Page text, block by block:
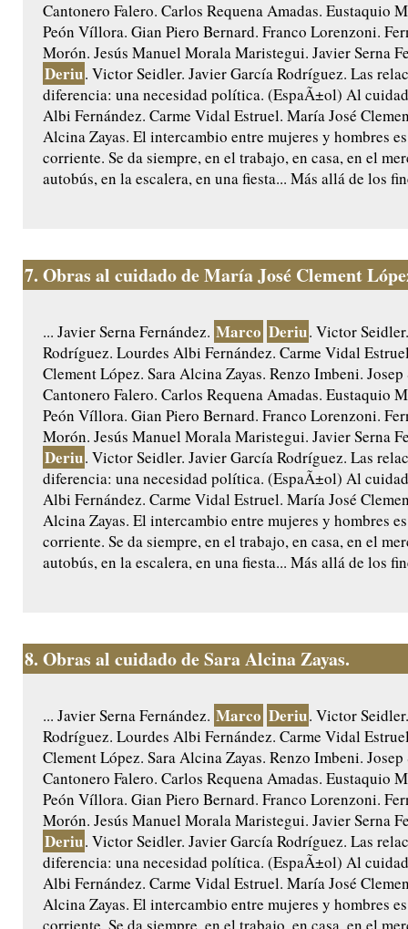
Cantonero Falero. Carlos Requena Amadas. Eustaquio
Peón Víllora. Gian Piero Bernard. Franco Lorenzoni.
Morón. Jesús Manuel Morala Maristegui. Javier Serna
Deriu. Victor Seidler. Javier García Rodríguez. Las
diferencia: una necesidad política. (EspaÃ±ol) Al
Albi Fernández. Carme Vidal Estruel. María José
Alcina Zayas. El intercambio entre mujeres y hombres
corriente. Se da siempre, en el trabajo, en casa, en el
autobús, en la escalera, en una fiesta... Más allá de los
7. Obras al cuidado de María José Clement
... Javier Serna Fernández. Marco Deriu. Victor
Rodríguez. Lourdes Albi Fernández. Carme Vidal
Clement López. Sara Alcina Zayas. Renzo Imbeni. Josep
Cantonero Falero. Carlos Requena Amadas. Eustaquio
Peón Víllora. Gian Piero Bernard. Franco Lorenzoni.
Morón. Jesús Manuel Morala Maristegui. Javier Serna
Deriu. Victor Seidler. Javier García Rodríguez. Las
diferencia: una necesidad política. (EspaÃ±ol) Al
Albi Fernández. Carme Vidal Estruel. María José
Alcina Zayas. El intercambio entre mujeres y hombres
corriente. Se da siempre, en el trabajo, en casa, en el
autobús, en la escalera, en una fiesta... Más allá de los
8. Obras al cuidado de Sara Alcina Zayas.
... Javier Serna Fernández. Marco Deriu. Victor
Rodríguez. Lourdes Albi Fernández. Carme Vidal
Clement López. Sara Alcina Zayas. Renzo Imbeni. Josep
Cantonero Falero. Carlos Requena Amadas. Eustaquio
Peón Víllora. Gian Piero Bernard. Franco Lorenzoni.
Morón. Jesús Manuel Morala Maristegui. Javier Serna
Deriu. Victor Seidler. Javier García Rodríguez. Las
diferencia: una necesidad política. (EspaÃ±ol) Al
Albi Fernández. Carme Vidal Estruel. María José
Alcina Zayas. El intercambio entre mujeres y hombres